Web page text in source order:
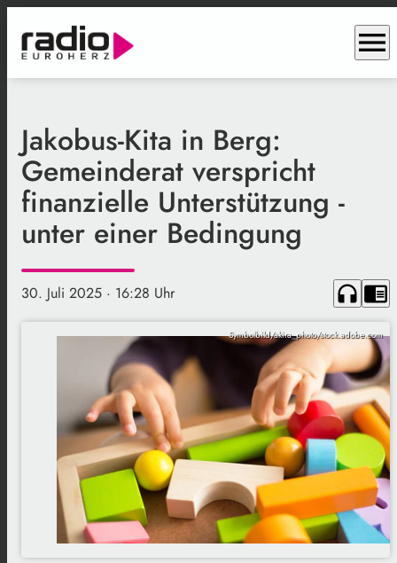
menu
Jakobus-Kita in Berg:
Gemeinderat verspricht
finanzielle Unterstützung -
unter einer Bedingung
30. Juli 2025 · 16:28 Uhr headphones chrome_reader_mode
Symbolbild/akira_photo/stock.adobe.com